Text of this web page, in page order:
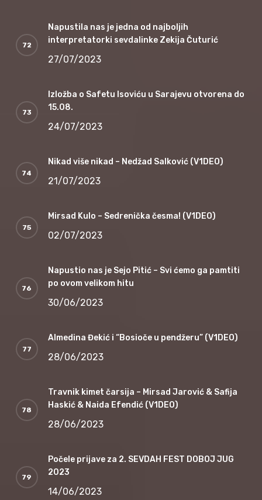
Napustila nas je jedna od najboljih
interpretatorki sevdalinke Zekija Čuturić
27/07/2023
Izložba o Safetu Isoviću u Sarajevu otvorena do
15.08.
24/07/2023
Nikad više nikad – Nedžad Salković (V1DEO)
21/07/2023
Mirsad Kulo – Sedrenička česma! (V1DEO)
02/07/2023
Napustio nas je Sejo Pitić – Svi ćemo ga pamtiti
po ovom velikom hitu
30/06/2023
Almedina Đekić i “Bosioče u pendžeru” (V1DEO)
28/06/2023
Travnik kimet čarsija – Mirsad Jarović & Safija
Haskić & Naida Efendić (V1DEO)
28/06/2023
Počele prijave za 2. SEVDAH FEST DOBOJ JUG
2023
14/06/2023